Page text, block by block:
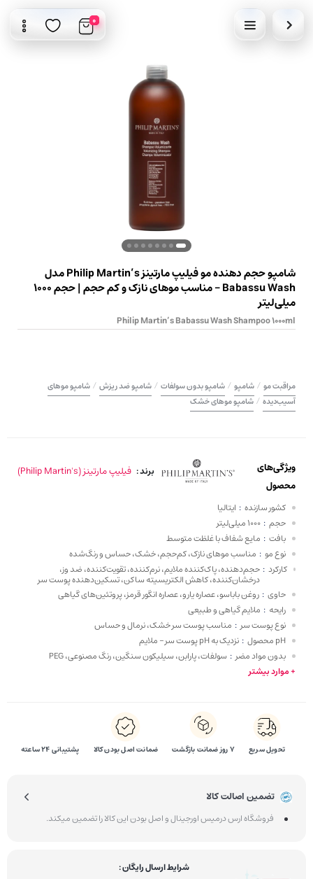
0
شامپو حجم دهنده مو فیلیپ مارتینز Philip Martin’s مدل
Babassu Wash – مناسب موهای نازک و کم حجم | حجم 1000
میلی‌لیتر
Philip Martin’s Babassu Wash Shampoo 1000ml
مراقبت مو / شامپو / شامپو بدون سولفات / شامپو ضد ریزش / شامپو موهای
آسیب‌دیده /شامپو موهای خشک
برند : فیلیپ مارتینز (Philip Martin's)
ویژگی‌های
محصول
کشور سازنده : ایتالیا
حجم : 1000 میلی‌لیتر
بافت : مایع شفاف با غلظت متوسط
نوع مو : مناسب موهای نازک، کم‌حجم، خشک، حساس و رنگ‌شده
کارکرد : حجم‌دهنده، پاک‌کننده ملایم، نرم‌کننده، تقویت‌کننده، ضد وز،
درخشان‌کننده، کاهش الکتریسیته ساکن، تسکین‌دهنده پوست سر
حاوی : روغن باباسو، عصاره یارو، عصاره انگور قرمز، پروتئین‌های گیاهی
رایحه : ملایم گیاهی و طبیعی
نوع پوست سر : مناسب پوست سر خشک، نرمال و حساس
pH محصول
: نزدیک به pH پوست سر – ملایم
بدون مواد مضر : سولفات، پارابن، سیلیکون سنگین، رنگ مصنوعی، PEG
+ موارد بیشتر
تحویل سریع ۷ روز ضمانت بازگشت ضمانت اصل بودن کالا پشتیبانی 24 ساعته
تضمین اصالت کالا
فروشگاه ارس درمیس اورجینال و اصل بودن این کالا را تضمین میکند.
شرایط ارسال رایگان :